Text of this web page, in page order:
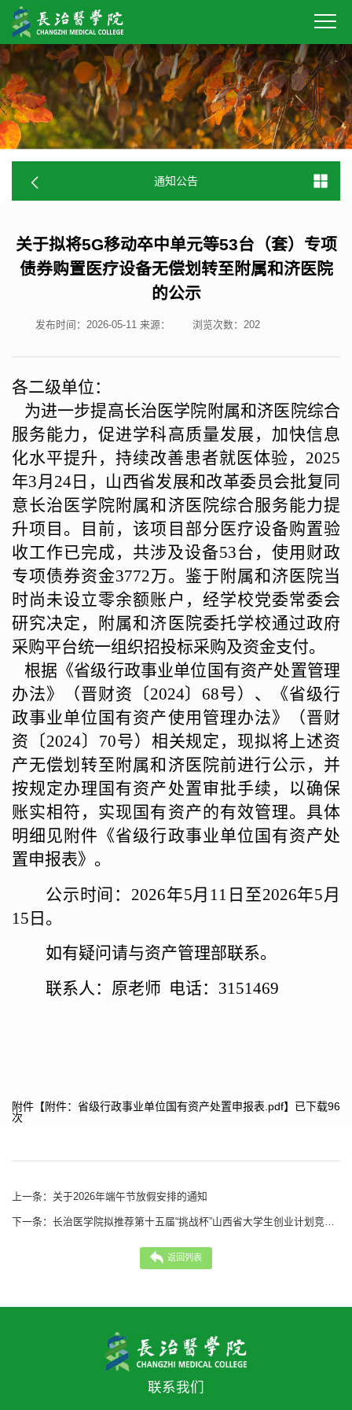
通知公告
关于拟将5G移动卒中单元等53台（套）专项
债券购置医疗设备无偿划转至附属和济医院
的公示
发布时间：2026-05-11 来源： 浏览次数： 202
各二级单位：
为进一步提高长治医学院附属和济医院综合
服务能力，促进学科高质量发展，加快信息
化水平提升，持续改善患者就医体验， 2025
年3月24日，山西省发展和改革委员会批复同
意长治医学院附属和济医院综合服务能力提
升项目。目前，该项目部分医疗设备购置验
收工作已完成，共涉及设备53台，使用财政
专项债券资金3772万。鉴于附属和济医院当
时尚未设立零余额账户，经学校党委常委会
研究决定，附属和济医院委托学校通过政府
采购平台统一组织招投标采购及资金支付。
根据《省级行政事业单位国有资产处置管理
办法》（晋财资〔2024〕68号）、《省级行
政事业单位国有资产使用管理办法》（晋财
资〔2024〕70号）相关规定，现拟将上述资
产无偿划转至附属和济医院前进行公示，并
按规定办理国有资产处置审批手续，以确保
账实相符，实现国有资产的有效管理。具体
明细见附件《省级行政事业单位国有资产处
置申报表》。
公示时间： 2026年5月11日至2026年5月
15日。
如有疑问请与资产管理部联系。
联系人：原老师 电话： 3151469
附件【附件：省级行政事业单位国有资产处置申报表.pdf】已下载96
次
上一条： 关于2026年端午节放假安排的通知
下一条： 长治医学院拟推荐第十五届“挑战杯”山西省大学生创业计划竞赛项目公示
返回列表
联系我们